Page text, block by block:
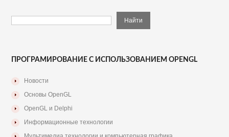
ПРОГРАМИРОВАНИЕ С ИСПОЛЬЗОВАНИЕМ OPENGL
Новости
Основы OpenGL
OpenGL и Delphi
Информационные технологии